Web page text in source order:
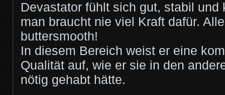
Devastator fühlt sich gut, stabil und
man braucht nie viel Kraft dafür.
buttersmooth!
In diesem Bereich weist er eine
Qualität auf, wie er sie in den
nötig gehabt hätte.